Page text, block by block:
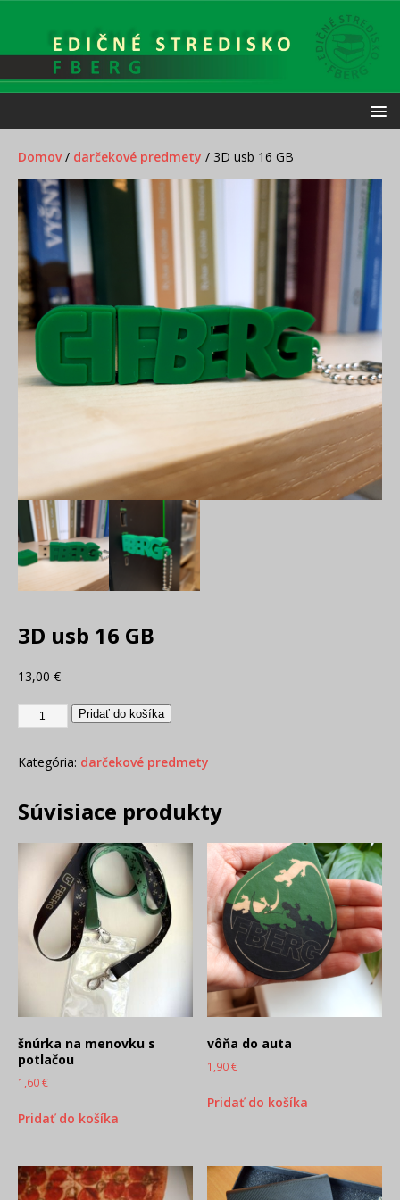
Domov/ darčekové predmety / 3D usb 16 GB
3D usb 16 GB
13,00 €
Pridať do košíka
Kategória: darčekové predmety
Súvisiace produkty
šnúrka na menovku s
potlačou
1,60€
Pridať do košíka
vôňa do auta
1,90€
Pridať do košíka